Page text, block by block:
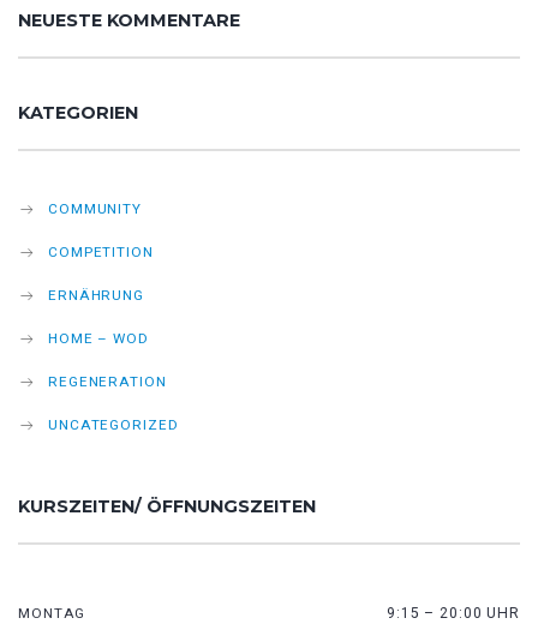
NEUESTE KOMMENTARE
KATEGORIEN
COMMUNITY
COMPETITION
ERNÄHRUNG
HOME – WOD
REGENERATION
UNCATEGORIZED
KURSZEITEN/ ÖFFNUNGSZEITEN
MONTAG 9:15 – 20:00 UHR